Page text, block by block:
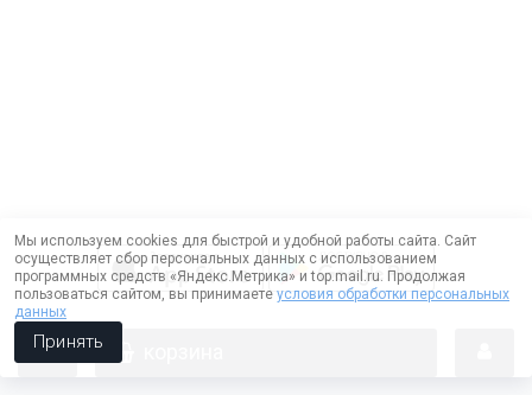
Мы используем cookies для быстрой и удобной работы сайта. Сайт
осуществляет сбор персональных данных с использованием
программных средств «Яндекс.Метрика» и top.mail.ru. Продолжая
пользоваться сайтом, вы принимаете условия обработки персональных
данных
Принять